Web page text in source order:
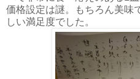
価格設定は謎。もちろん美味
しい満足度でした。